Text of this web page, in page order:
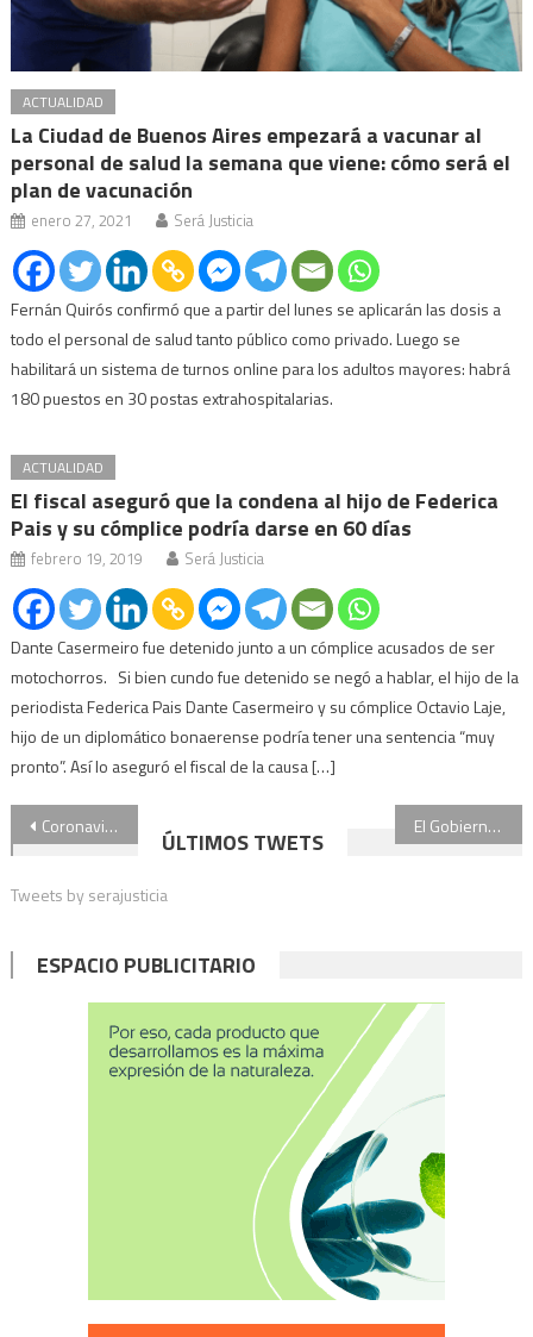
ACTUALIDAD
La Ciudad de Buenos Aires empezará a vacunar al
personal de salud la semana que viene: cómo será el
plan de vacunación
enero 27, 2021 Será Justicia
Fernán Quirós confirmó que a partir del lunes se aplicarán las dosis a
todo el personal de salud tanto público como privado. Luego se
habilitará un sistema de turnos online para los adultos mayores: habrá
180 puestos en 30 postas extrahospitalarias.
ACTUALIDAD
El fiscal aseguró que la condena al hijo de Federica
Pais y su cómplice podría darse en 60 días
febrero 19, 2019 Será Justicia
Dante Casermeiro fue detenido junto a un cómplice acusados de ser
motochorros. Si bien cundo fue detenido se negó a hablar, el hijo de la
periodista Federica Pais Dante Casermeiro y su cómplice Octavio Laje,
hijo de un diplomático bonaerense podría tener una sentencia “muy
pronto”. Así lo aseguró el fiscal de la causa […]
Navegación
de
entradas
Coronavirus: la Corte Suprema recomienda no compartir el mate y otras medidas para prevenir el contagio El Gobierno volverá a controlar el programa de Protección de Testigos
ÚLTIMOS TWETS
Tweets by serajusticia
ESPACIO PUBLICITARIO